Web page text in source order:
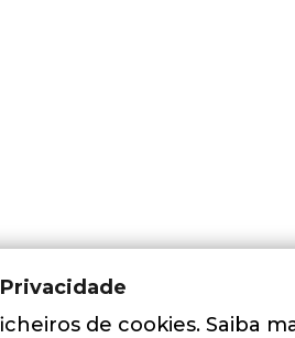
de cookies. Saiba